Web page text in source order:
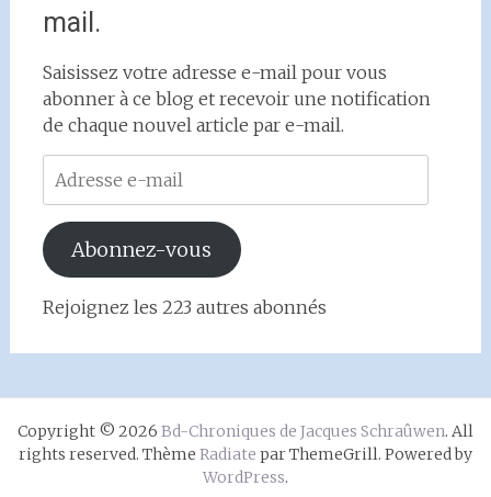
mail.
Saisissez votre adresse e-mail pour vous
abonner à ce blog et recevoir une notification
de chaque nouvel article par e-mail.
Adresse
e-
mail
Abonnez-vous
Rejoignez les 223 autres abonnés
Copyright © 2026 Bd-Chroniques de Jacques Schraûwen. All
rights reserved. Thème Radiate par ThemeGrill. Powered by
WordPress.